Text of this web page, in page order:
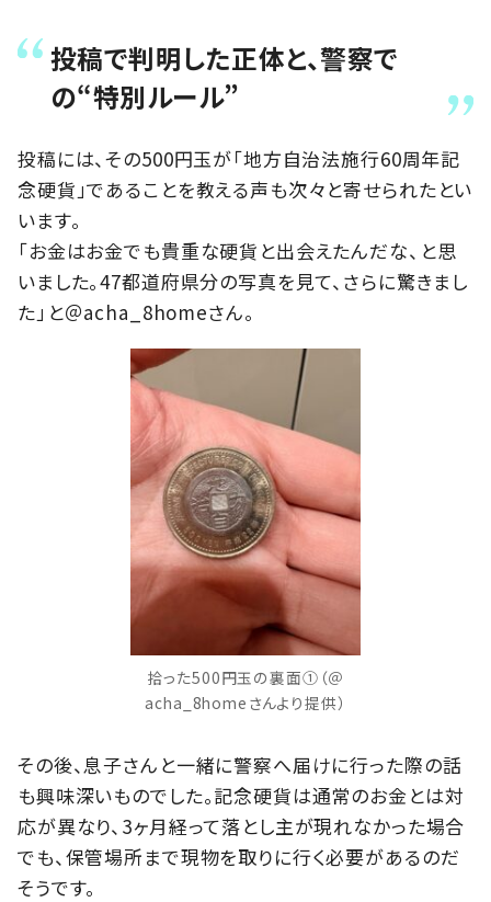
投稿で判明した正体と、警察で
の“特別ルール”
投稿には、その500円玉が「地方自治法施行60周年記
念硬貨」であることを教える声も次々と寄せられたとい
います。
「お金はお金でも貴重な硬貨と出会えたんだな、と思
いました。47都道府県分の写真を見て、さらに驚きまし
た」と＠acha_8homeさん。
拾った500円玉の裏面①（＠
acha_8homeさんより提供）
その後、息子さんと一緒に警察へ届けに行った際の話
も興味深いものでした。記念硬貨は通常のお金とは対
応が異なり、3ヶ月経って落とし主が現れなかった場合
でも、保管場所まで現物を取りに行く必要があるのだ
そうです。